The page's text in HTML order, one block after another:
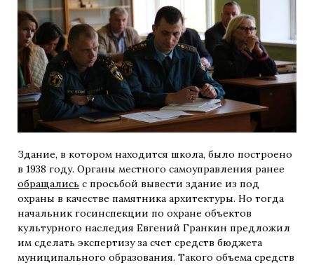
Здание, в котором находится школа, было построено
в 1938 году. Органы местного самоуправления ранее
обращались с просьбой вывести здание из под
охраны в качестве памятника архитектуры. Но тогда
начальник госинспекции по охране объектов
культурного наследия Евгений Гранкин предложил
им сделать экспертизу за счет средств бюджета
муниципального образования. Такого объема средств